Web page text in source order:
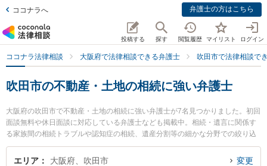
ココナラへ 弁護士の方はこちら
投稿する 探す 閲覧履歴 マイリスト ログイン
ココナラ法律相談 大阪府で法律相談できる弁護士 吹田市で法律相談で
吹田市の不動産・土地の相続に強い弁護士
大阪府の吹田市で不動産・土地の相続に強い弁護士が7名見つかりました。初回
面談無料や休日面談に対応している弁護士なども掲載中。相続・遺言に関係す
る家族間の相続トラブルや認知症の相続、遺産分割等の細かな分野での絞り込
み検索もでき便利です。特に吹田総合法律事務所の木村 栄作弁護士やクラルス
法律会計事務所の久保 勇二弁護士、大永法律事務所の大永 祐希弁護士のプロフ
エリア 大阪府、吹田市 変更